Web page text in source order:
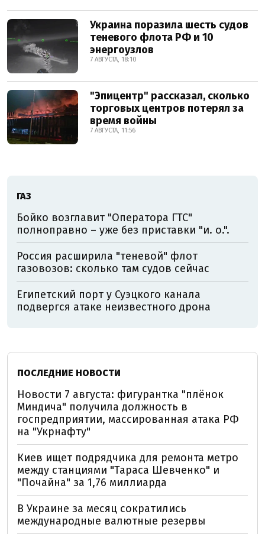
Украина поразила шесть судов
теневого флота РФ и 10
энергоузлов
7 АВГУСТА, 18:10
"Эпицентр" рассказал, сколько
торговых центров потерял за
время войны
7 АВГУСТА, 11:56
ГАЗ
Бойко возглавит "Оператора ГТС"
полноправно – уже без приставки "и. о.".
Россия расширила "теневой" флот
газовозов: сколько там судов сейчас
Египетский порт у Суэцкого канала
подвергся атаке неизвестного дрона
ПОСЛЕДНИЕ НОВОСТИ
Новости 7 августа: фигурантка "плёнок
Миндича" получила должность в
госпредприятии, массированная атака РФ
на "Укрнафту"
Киев ищет подрядчика для ремонта метро
между станциями "Тараса Шевченко" и
"Почайна" за 1,76 миллиарда
В Украине за месяц сократились
международные валютные резервы